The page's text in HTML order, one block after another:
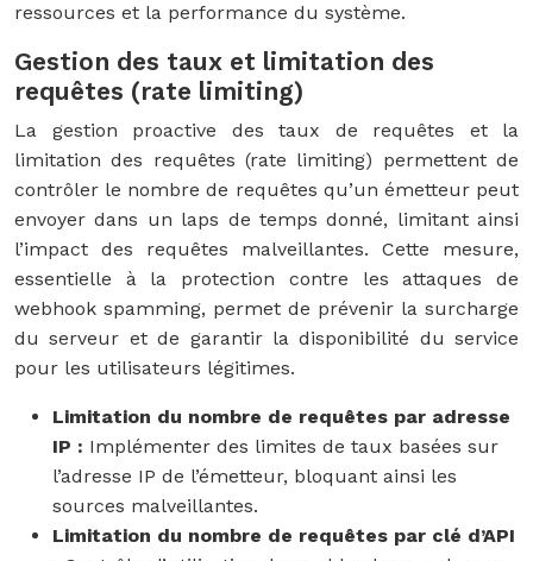
ressources et la performance du système.
Gestion des taux et limitation des
requêtes (rate limiting)
La gestion proactive des taux de requêtes et la
limitation des requêtes (rate limiting) permettent de
contrôler le nombre de requêtes qu’un émetteur peut
envoyer dans un laps de temps donné, limitant ainsi
l’impact des requêtes malveillantes. Cette mesure,
essentielle à la protection contre les attaques de
webhook spamming, permet de prévenir la surcharge
du serveur et de garantir la disponibilité du service
pour les utilisateurs légitimes.
Limitation du nombre de requêtes par adresse
IP : Implémenter des limites de taux basées sur
l’adresse IP de l’émetteur, bloquant ainsi les
sources malveillantes.
Limitation du nombre de requêtes par clé d’API